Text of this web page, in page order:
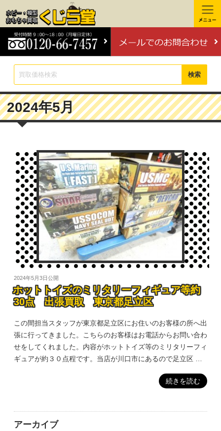
検索
2024年5月
2024年5月3日公開
ホットトイズのミリタリーフィギュア等約
30点 出張買取 東京都足立区
この間担当スタッフが東京都足立区にお住いのお客様の所へ出
張に行ってきました。こちらのお客様はお電話からお問い合わ
せをしてくれました。内容がホットトイズ等のミリタリーフィ
ギュアが約３０点程です。当店が川口市にあるので足立区 …
続きを読む
アーカイブ